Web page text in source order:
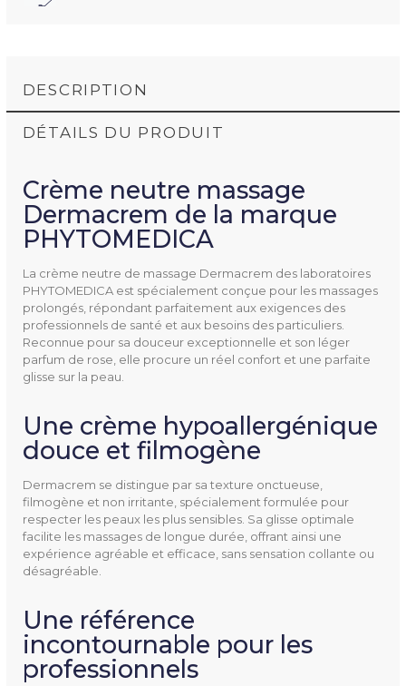
DESCRIPTION
DÉTAILS DU PRODUIT
Crème neutre massage
Dermacrem de la marque
PHYTOMEDICA
La crème neutre de massage Dermacrem des laboratoires
PHYTOMEDICA est spécialement conçue pour les massages
prolongés, répondant parfaitement aux exigences des
professionnels de santé et aux besoins des particuliers.
Reconnue pour sa douceur exceptionnelle et son léger
parfum de rose, elle procure un réel confort et une parfaite
glisse sur la peau.
Une crème hypoallergénique
douce et filmogène
Dermacrem se distingue par sa texture onctueuse,
filmogène et non irritante, spécialement formulée pour
respecter les peaux les plus sensibles. Sa glisse optimale
facilite les massages de longue durée, offrant ainsi une
expérience agréable et efficace, sans sensation collante ou
désagréable.
Une référence
incontournable pour les
professionnels
Référence100DM2
Lieu De Fabrication
Contenance
75 ml
250 ml
1000 ml
5000 ml
Ean13 3551041002500